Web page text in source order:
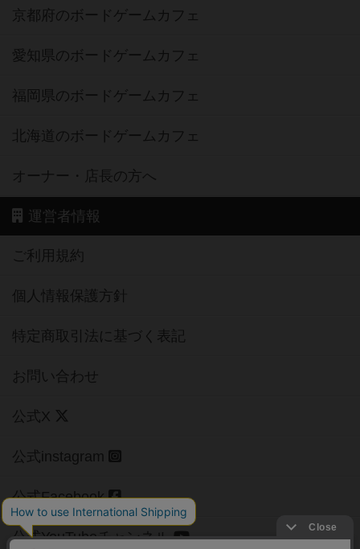
京都府のボードゲームカフェ
愛知県のボードゲームカフェ
福岡県のボードゲームカフェ
北海道のボードゲームカフェ
オーナー・店長の方へ
運営者情報
ご利用規約
個人情報保護方針
特定商取引法に基づく表記
お問い合わせ
公式X
公式instagram
公式Facebook
公式YouTubeチャンネル